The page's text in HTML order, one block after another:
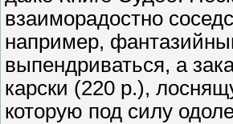
взаиморадостно
например,
выпендриваться, а
карски (220 р.),
которую под силу